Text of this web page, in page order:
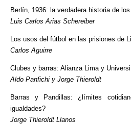
Berlín, 1936: la verdadera historia de
Luis Carlos Arias Schereiber
Los usos del fútbol en las prisiones de
Carlos Aguirre
Clubes y barras: Alianza Lima y
Aldo Panfichi y Jorge Thieroldt
Barras y Pandillas: ¿límites
igualdades?
Jorge Thieroldt Llanos